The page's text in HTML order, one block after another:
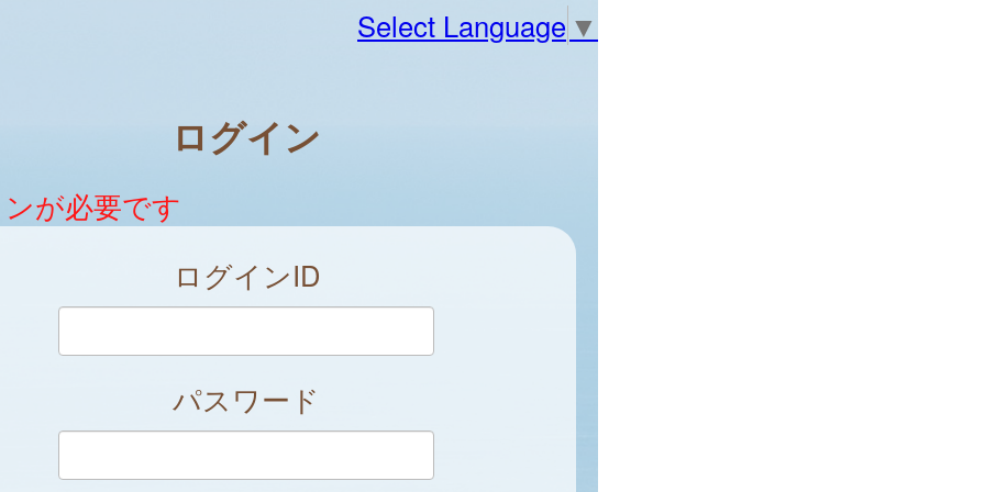
Select Language ▼
ログイン
が必要です
ログインID
パスワード